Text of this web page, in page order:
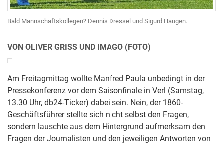
Bald Mannschaftskollegen? Dennis Dressel und Sigurd Haugen.
VON OLIVER GRISS UND IMAGO (FOTO)
Am Freitagmittag wollte Manfred Paula unbedingt in der
Pressekonferenz vor dem Saisonfinale in Verl (Samstag,
13.30 Uhr, db24-Ticker) dabei sein. Nein, der 1860-
Geschäftsführer stellte sich nicht selbst den Fragen,
sondern lauschte aus dem Hintergrund aufmerksam den
Fragen der Journalisten und den jeweiligen Antworten von